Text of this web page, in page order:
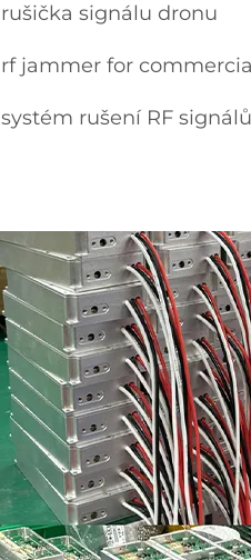
rušička signálu dronu
rf jammer for
systém rušení RF